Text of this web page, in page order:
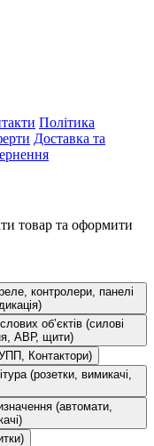
Політика
Доставка та
товар та оформити
контролери, панелі
об’єктів (силові
АВР, щити)
Контактори)
(розетки, вимикачі,
(автомати,